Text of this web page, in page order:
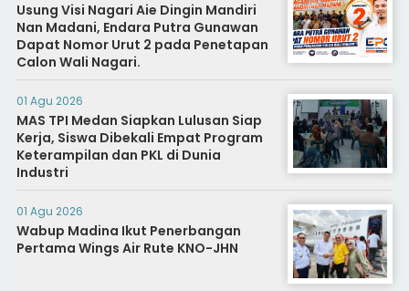
Usung Visi Nagari Aie Dingin Mandiri
Nan Madani, Endara Putra Gunawan
Dapat Nomor Urut 2 pada Penetapan
Calon Wali Nagari.
01 Agu 2026
MAS TPI Medan Siapkan Lulusan Siap
Kerja, Siswa Dibekali Empat Program
Keterampilan dan PKL di Dunia
Industri
01 Agu 2026
Wabup Madina Ikut Penerbangan
Pertama Wings Air Rute KNO-JHN